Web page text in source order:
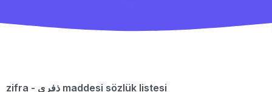
zifra - ذفری maddesi sözlük listesi